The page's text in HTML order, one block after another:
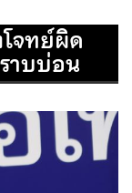
จทย์ผิด
าบบ่อน